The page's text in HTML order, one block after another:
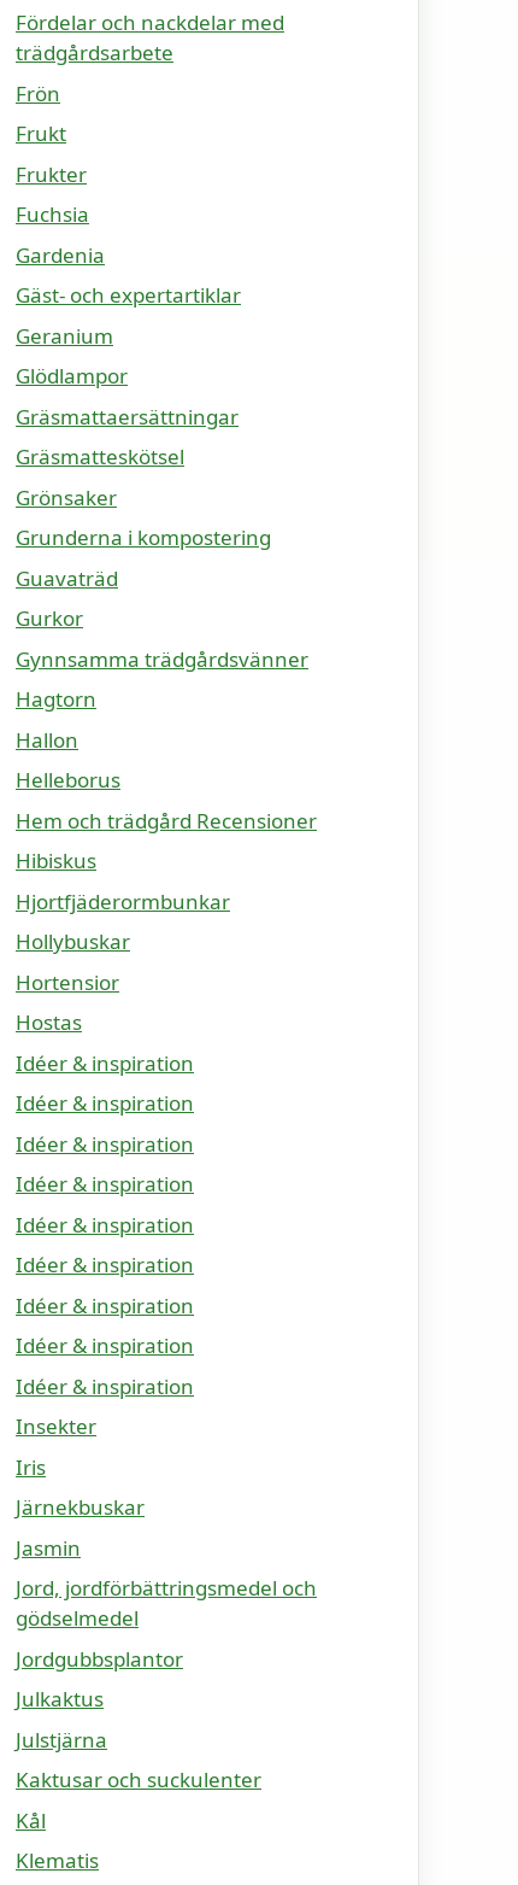
Fördelar och nackdelar med
trädgårdsarbete
Frön
Frukt
Frukter
Fuchsia
Gardenia
Gäst- och expertartiklar
Geranium
Glödlampor
Gräsmattaersättningar
Gräsmatteskötsel
Grönsaker
Grunderna i kompostering
Guavaträd
Gurkor
Gynnsamma trädgårdsvänner
Hagtorn
Hallon
Helleborus
Hem och trädgård Recensioner
Hibiskus
Hjortfjäderormbunkar
Hollybuskar
Hortensior
Hostas
Idéer & inspiration
Idéer & inspiration
Idéer & inspiration
Idéer & inspiration
Idéer & inspiration
Idéer & inspiration
Idéer & inspiration
Idéer & inspiration
Idéer & inspiration
Insekter
Iris
Järnekbuskar
Jasmin
Jord, jordförbättringsmedel och
gödselmedel
Jordgubbsplantor
Julkaktus
Julstjärna
Kaktusar och suckulenter
Kål
Klematis